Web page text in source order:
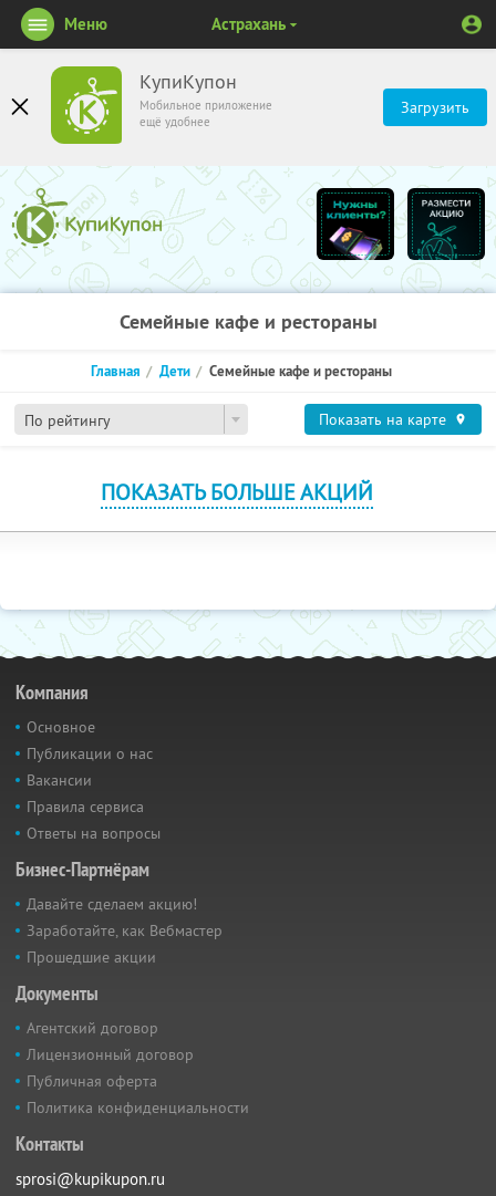
КупиКупон
Мобильное приложение
ещё удобнее
Загрузить
Меню Астрахань
Семейные кафе и рестораны
По рейтингу
Главная Дети Семейные кафе и рестораны
Показать на карте
ПОКАЗАТЬ БОЛЬШЕ АКЦИЙ
Компания
Основное
Публикации о нас
Вакансии
Правила сервиса
Ответы на вопросы
Бизнес-Партнёрам
Давайте сделаем акцию!
Заработайте, как Вебмастер
Прошедшие акции
Документы
Агентский договор
Лицензионный договор
Публичная оферта
Политика конфиденциальности
Контакты
sprosi@kupikupon.ru